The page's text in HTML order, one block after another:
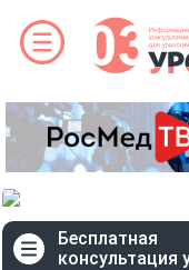
Бесплатная
консультация